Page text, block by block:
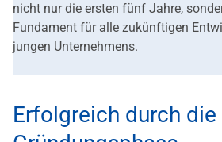
nicht nur die ersten fünf Jahre,
Fundament für alle zukünftigen
jungen Unternehmens.
Erfolgreich durch die